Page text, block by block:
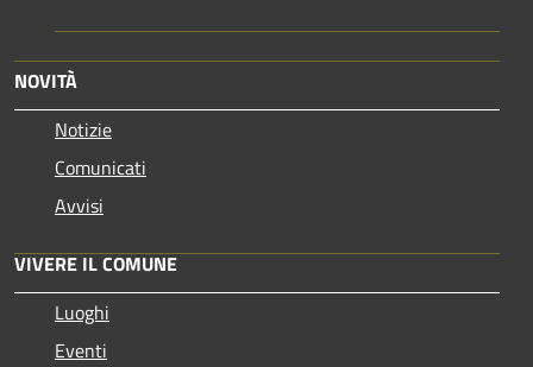
NOVITÀ
Notizie
Comunicati
Avvisi
VIVERE IL COMUNE
Luoghi
Eventi